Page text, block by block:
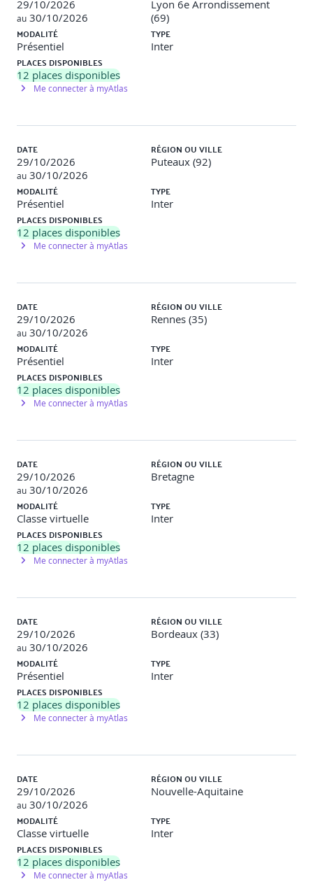
Définition de nouveaux types de ressources
Mise en oeuvre sur de nombreux travaux pratiques
Utilisation et génération de documentations au
format Puppet
de développement des scripts Puppet
Présentation des patterns pour Puppet
LES PLUS DE LA FORMATION
Une formation très concrète durant laquelle
s'alternent les phases d'apports théoriques, d'échanges,
Cette formation est illustrée par de nombreux travaux
29/10/2026
au 30/10/2026
Lyon 6e Arrondissement
(69)
MODALITÉ
Présentiel
TYPE
Inter
PLACES DISPONIBLES
12 places disponibles
Me connecter à myAtlas
DATE
29/10/2026
au 30/10/2026
RÉGION OU VILLE
Puteaux (92)
MODALITÉ
Présentiel
TYPE
Inter
PLACES DISPONIBLES
12 places disponibles
Me connecter à myAtlas
DATE
29/10/2026
au 30/10/2026
RÉGION OU VILLE
Rennes (35)
MODALITÉ
Présentiel
TYPE
Inter
PLACES DISPONIBLES
12 places disponibles
Me connecter à myAtlas
DATE
29/10/2026
au 30/10/2026
RÉGION OU VILLE
Bretagne
MODALITÉ
Classe virtuelle
TYPE
Inter
PLACES DISPONIBLES
12 places disponibles
Me connecter à myAtlas
DATE
29/10/2026
au 30/10/2026
RÉGION OU VILLE
Bordeaux (33)
MODALITÉ
Présentiel
TYPE
Inter
PLACES DISPONIBLES
12 places disponibles
Me connecter à myAtlas
DATE
29/10/2026
au 30/10/2026
RÉGION OU VILLE
Nouvelle-Aquitaine
MODALITÉ
Classe virtuelle
TYPE
Inter
PLACES DISPONIBLES
12 places disponibles
Me connecter à myAtlas